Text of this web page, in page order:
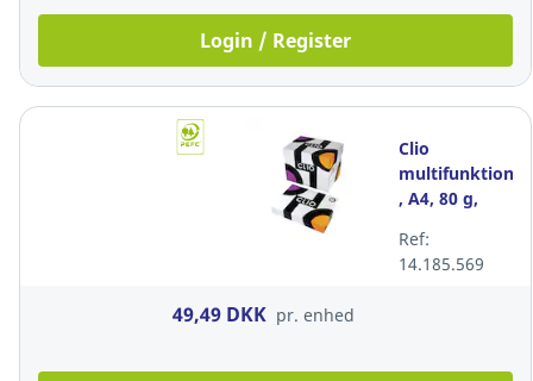
Login / Register
Clio
, A4, 80 g,
ark
Ref:
14.185.569
49,49 DKK pr. enhed